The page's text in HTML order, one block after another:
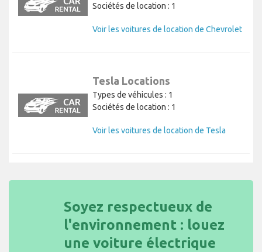
Sociétés de location : 1
Voir les voitures de location de Chevrolet
Tesla Locations
Types de véhicules : 1
Sociétés de location : 1
Voir les voitures de location de Tesla
Soyez respectueux de
l'environnement : louez
une voiture électrique